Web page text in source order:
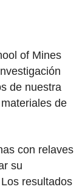
of Mines
de nuestra
de
con relaves
su
resultados